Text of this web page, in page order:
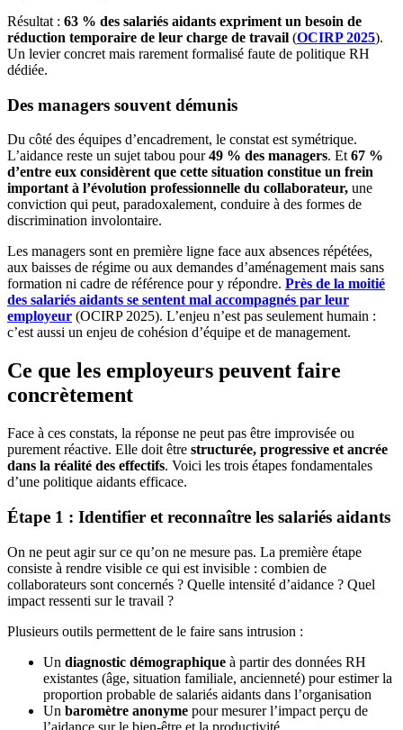
Résultat : 63 % des salariés aidants expriment un besoin de
réduction temporaire de leur charge de travail (OCIRP 2025).
Un levier concret mais rarement formalisé faute de politique RH
dédiée.
Des managers souvent démunis
Du côté des équipes d’encadrement, le constat est symétrique.
L’aidance reste un sujet tabou pour49 % des managers. Et67 %
d’entre eux considèrent que cette situation constitue un frein
important à l’évolution professionnelle du collaborateur, une
conviction qui peut, paradoxalement, conduire à des formes de
discrimination involontaire.
Les managers sont en première ligne face aux absences répétées,
aux baisses de régime ou aux demandes d’aménagement mais sans
formation ni cadre de référence pour y répondre. Près de la moitié
des salariés aidants se sentent mal accompagnés par leur
employeur (OCIRP 2025). L’enjeu n’est pas seulement humain :
c’est aussi un enjeu de cohésion d’équipe et de management.
Ce que les employeurs peuvent faire
concrètement
Face à ces constats, la réponse ne peut pas être improvisée ou
purement réactive. Elle doit être structurée, progressive et ancrée
dans la réalité des effectifs. Voici les trois étapes fondamentales
d’une politique aidants efficace.
Étape 1 : Identifier et reconnaître les salariés aidants
On ne peut agir sur ce qu’on ne mesure pas. La première étape
consiste à rendre visible ce qui est invisible : combien de
collaborateurs sont concernés ? Quelle intensité d’aidance ? Quel
impact ressenti sur le travail ?
Plusieurs outils permettent de le faire sans intrusion :
Un diagnostic démographique à partir des données RH
existantes (âge, situation familiale, ancienneté) pour estimer la
proportion probable de salariés aidants dans l’organisation
Un baromètre anonyme pour mesurer l’impact perçu de
l’aidance sur le bien-être et la productivité